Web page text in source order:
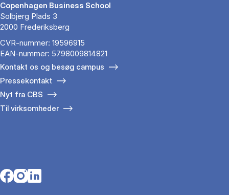
Copenhagen Business School
Solbjerg Plads 3
2000 Frederiksberg
CVR-nummer: 19596915
EAN-nummer: 5798009814821
Kontakt os og besøg campus
Pressekontakt
Nyt fra CBS
Til virksomheder
Opens in a new tab
Opens in a new tab
Opens in a new tab